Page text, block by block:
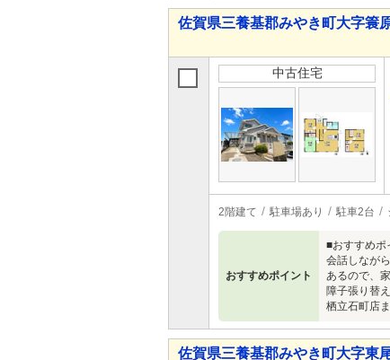
佐賀県三養基郡みやき町大字簑
中古住宅
2階建て 駐車場あり 駐車2台
おすすめポイント
■おすすめポ
会話しなが
あるので、
障子張り替
栖立石町店
佐賀県三養基郡みやき町大字東